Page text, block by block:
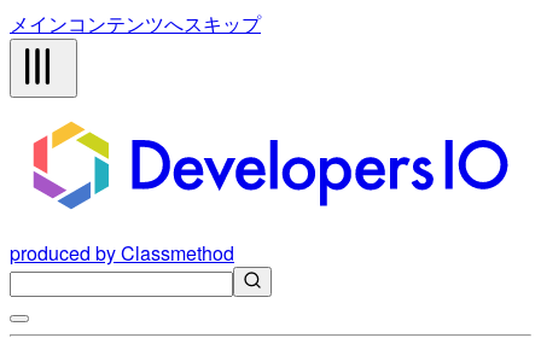
メインコンテンツへスキップ
produced by Classmethod